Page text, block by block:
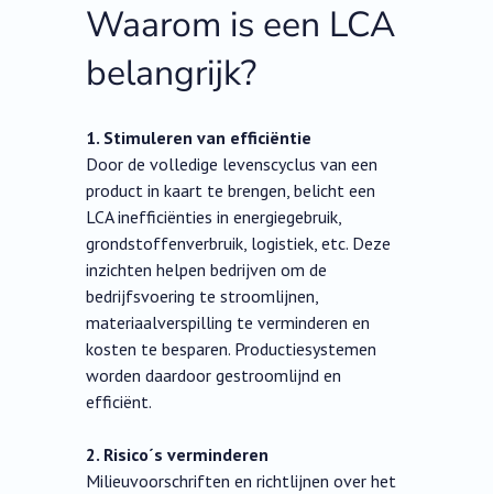
Waarom is een LCA
belangrijk?
1. Stimuleren van efficiëntie
Door de volledige levenscyclus van een
product in kaart te brengen, belicht een
LCA inefficiënties in energiegebruik,
grondstoffenverbruik, logistiek, etc. Deze
inzichten helpen bedrijven om de
bedrijfsvoering te stroomlijnen,
materiaalverspilling te verminderen en
kosten te besparen. Productiesystemen
worden daardoor gestroomlijnd en
efficiënt.
2. Risico´s verminderen
Milieuvoorschriften en richtlijnen over het